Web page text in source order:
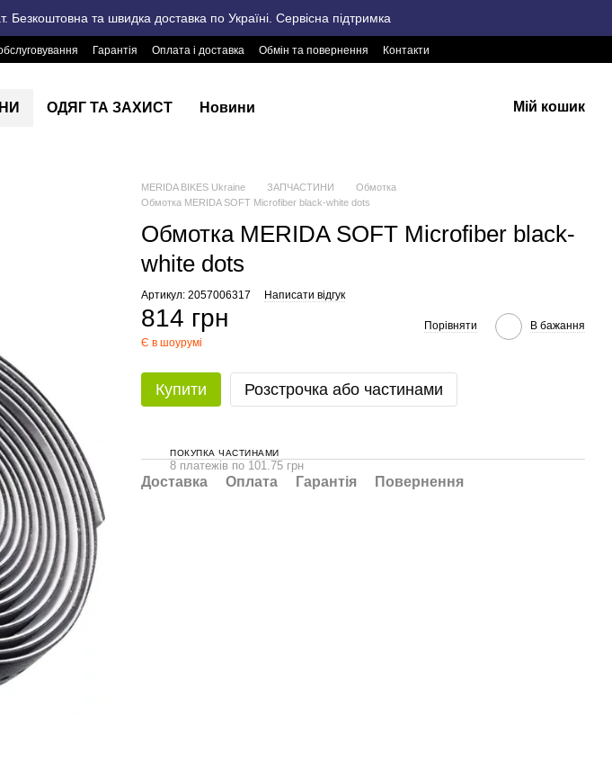
та швидка доставка по Україні. Сервісна підтримка
Гарантія Оплата і доставка Обмін та повернення Контакти
ОДЯГ ТА ЗАХИСТ Новини Мій кошик
MERIDA BIKES Ukraine ЗАПЧАСТИНИ
Обмотка
Обмотка MERIDA SOFT Microfiber black-white dots
Обмотка MERIDA SOFT Microfiber black-
white dots
Артикул: 2057006317 Написати відгук
814 грн
Є в шоурумі
Порівняти В бажання
Купити Розстрочка або частинами
ПОКУПКА ЧАСТИНАМИ
8 платежів по 101.75 грн
Доставка Оплата Гарантія Повернення